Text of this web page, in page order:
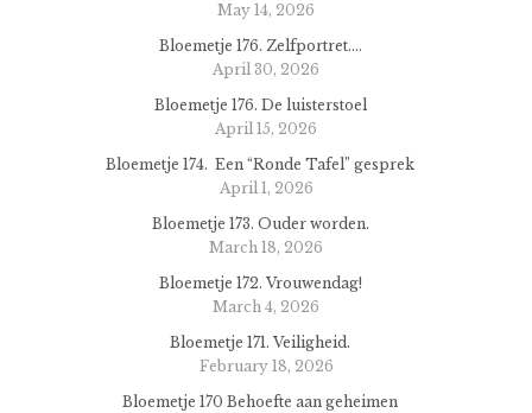
May 14, 2026
Bloemetje 176. Zelfportret….
April 30, 2026
Bloemetje 176. De luisterstoel
April 15, 2026
Bloemetje 174. Een “Ronde Tafel” gesprek
April 1, 2026
Bloemetje 173. Ouder worden.
March 18, 2026
Bloemetje 172. Vrouwendag!
March 4, 2026
Bloemetje 171. Veiligheid.
February 18, 2026
Bloemetje 170 Behoefte aan geheimen